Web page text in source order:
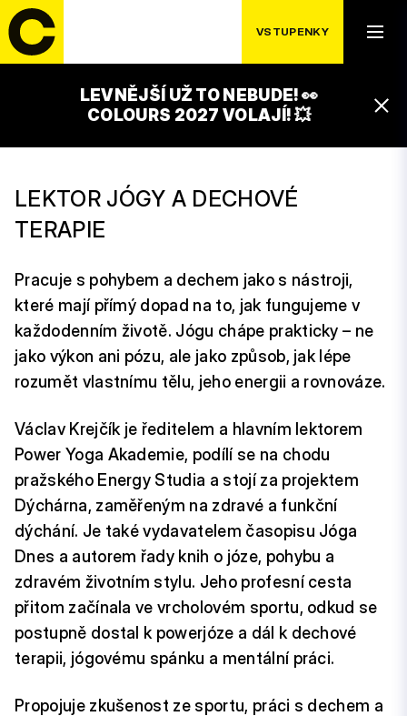
VSTUPENKY
LEVNĚJŠÍ UŽ TO NEBUDE! 👀
COLOURS 2027 VOLAJÍ! 💥
VÁCLAV KREJČÍK
LEKTOR JÓGY A DECHOVÉ
TERAPIE
Pracuje s pohybem a dechem jako s nástroji,
které mají přímý dopad na to, jak fungujeme v
každodenním životě. Jógu chápe prakticky – ne
jako výkon ani pózu, ale jako způsob, jak lépe
rozumět vlastnímu tělu, jeho energii a rovnováze.
Václav Krejčík je ředitelem a hlavním lektorem
Power Yoga Akademie, podílí se na chodu
pražského Energy Studia a stojí za projektem
Dýchárna, zaměřeným na zdravé a funkční
dýchání. Je také vydavatelem časopisu Jóga
Dnes a autorem řady knih o józe, pohybu a
zdravém životním stylu. Jeho profesní cesta
přitom začínala ve vrcholovém sportu, odkud se
postupně dostal k powerjóze a dál k dechové
terapii, jógovému spánku a mentální práci.
Propojuje zkušenost ze sportu, práci s dechem a